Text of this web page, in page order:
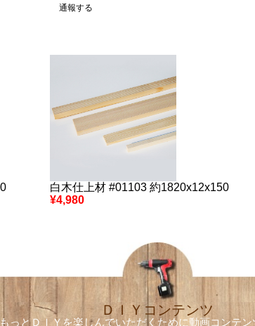
通報する
白木仕上材 #01103 約1820x12x150
¥4,980
ＤＩＹコンテンツ
っとＤＩＹを楽しんでいただくために動画コンテン